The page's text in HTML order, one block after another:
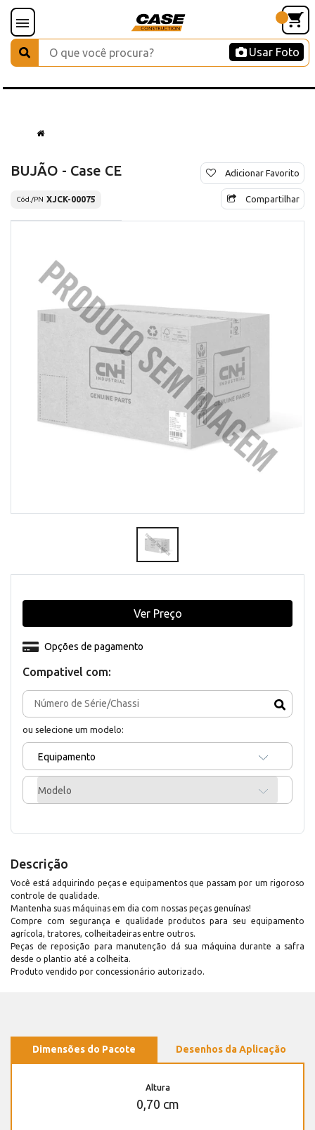
Usar Foto
BUJÃO - Case CE
Cód./PN XJCK-00075
Adicionar Favorito
Compartilhar
Compativel com:
ou selecione um modelo:
Equipamento
Modelo
Opções de pagamento
Ver Preço
Descrição
Você está adquirindo peças e equipamentos que passam por um rigoroso
controle de qualidade.
Mantenha suas máquinas em dia com nossas peças genuínas!
Compre com segurança e qualidade produtos para seu equipamento
agrícola, tratores, colheitadeiras entre outros.
Peças de reposição para manutenção dá sua máquina durante a safra
desde o plantio até a colheita.
Produto vendido por concessionário autorizado.
Dimensões do Pacote Desenhos da Aplicação
Altura
0,70 cm